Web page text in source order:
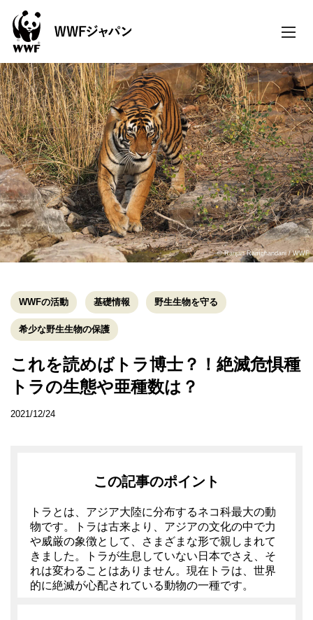
toggle
© Ranjan Ramchandani / WWF
WWFの活動 基礎情報 野生生物を守る
希少な野生生物の保護
これを読めばトラ博士？！絶滅危惧種
トラの生態や亜種数は？
2021/12/24
この記事のポイント
トラとは、アジア大陸に分布するネコ科最大の動
物です。トラは古来より、アジアの文化の中で力
や威厳の象徴として、さまざまな形で親しまれて
きました。トラが生息していない日本でさえ、そ
れは変わることはありません。現在トラは、世界
的に絶滅が心配されている動物の一種です。